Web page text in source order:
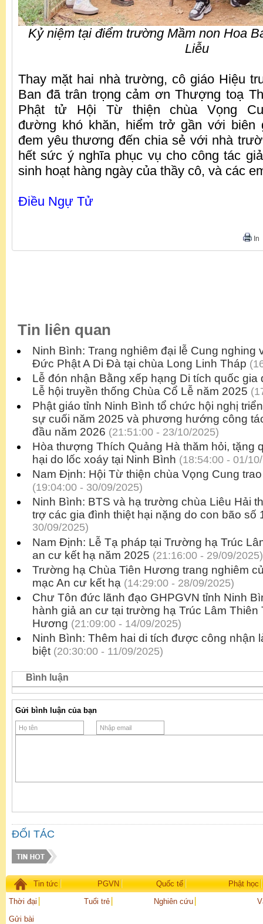
Kỷ niệm tại điểm trường Mầm non Hoa
Liễu
Thay mặt hai nhà trường, cô giáo Hiệu
Ban đã trân trọng cảm ơn Thượng toạ
Phật tử Hội Từ thiện chùa Vọng
đường khó khăn, hiểm trở gần với biên
đem yêu thương đến chia sẻ với nhà
hết sức ý nghĩa phục vụ cho công tác
sinh hoạt hàng ngày của thầy cô, và các
Điều Ngự Tử
In
Tin liên quan
Ninh Bình: Trang nghiêm đại lễ Cung nghing
Đức Phật A Di Đà tại chùa Long Linh Tháp
Lễ đón nhận Bằng xếp hạng Di tích quốc gia
Lễ hội truyền thống Chùa Cổ Lễ năm 2025
Phật giáo tỉnh Ninh Bình tổ chức hội nghị
sự cuối năm 2025 và phương hướng công
đầu năm 2026 (21:51:00 - 23/10/2025)
Hòa thượng Thích Quảng Hà thăm hỏi, tặng
hại do lốc xoáy tại Ninh Bình (18:54:00 - 01/
Nam Định: Hội Từ thiện chùa Vọng Cung
(19:04:00 - 30/09/2025)
Ninh Bình: BTS và hạ trường chùa Liêu Hải
trợ các gia đình thiệt hại nặng do con bão số
30/09/2025)
Nam Định: Lễ Tạ pháp tại Trường hạ Trúc
an cư kết hạ năm 2025 (21:16:00 - 29/09/2025)
Trường hạ Chùa Tiên Hương trang nghiêm
mạc An cư kết hạ (14:29:00 - 28/09/2025)
Chư Tôn đức lãnh đạo GHPGVN tỉnh Ninh
hành giả an cư tại trường hạ Trúc Lâm
Hương (21:09:00 - 14/09/2025)
Ninh Bình: Thêm hai di tích được công nhận
biệt (20:30:00 - 11/09/2025)
Bình luận
Gửi bình luận của bạn
ĐỐI TÁC
Tin tức PGVN Quốc tế
Phật học
Thời đại
Tuổi trẻ Nghiên cứu
Gửi bài